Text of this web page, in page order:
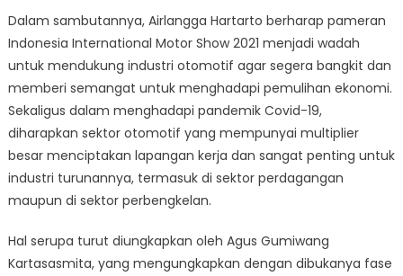
Dalam sambutannya, Airlangga Hartarto berharap pameran
Indonesia International Motor Show 2021 menjadi wadah
untuk mendukung industri otomotif agar segera bangkit dan
memberi semangat untuk menghadapi pemulihan ekonomi.
Sekaligus dalam menghadapi pandemik Covid-19,
diharapkan sektor otomotif yang mempunyai multiplier
besar menciptakan lapangan kerja dan sangat penting untuk
industri turunannya, termasuk di sektor perdagangan
maupun di sektor perbengkelan.
Hal serupa turut diungkapkan oleh Agus Gumiwang
Kartasasmita, yang mengungkapkan dengan dibukanya fase